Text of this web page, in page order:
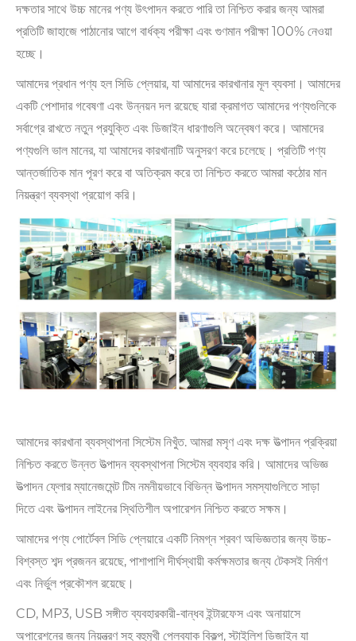
দক্ষতার সাথে উচ্চ মানের পণ্য উৎপাদন করতে পারি তা নিশ্চিত করার জন্য আমরা
প্রতিটি জাহাজে পাঠানোর আগে বার্ধক্য পরীক্ষা এবং গুণমান পরীক্ষা 100% নেওয়া
হচ্ছে।
আমাদের প্রধান পণ্য হল সিডি প্লেয়ার, যা আমাদের কারখানার মূল ব্যবসা। আমাদের
একটি পেশাদার গবেষণা এবং উন্নয়ন দল রয়েছে যারা ক্রমাগত আমাদের পণ্যগুলিকে
সর্বাগ্রে রাখতে নতুন প্রযুক্তি এবং ডিজাইন ধারণাগুলি অন্বেষণ করে। আমাদের
পণ্যগুলি ভাল মানের, যা আমাদের কারখানাটি অনুসরণ করে চলেছে। প্রতিটি পণ্য
আন্তর্জাতিক মান পূরণ করে বা অতিক্রম করে তা নিশ্চিত করতে আমরা কঠোর মান
নিয়ন্ত্রণ ব্যবস্থা প্রয়োগ করি।
আমাদের কারখানা ব্যবস্থাপনা সিস্টেম নিখুঁত. আমরা মসৃণ এবং দক্ষ উত্পাদন প্রক্রিয়া
নিশ্চিত করতে উন্নত উত্পাদন ব্যবস্থাপনা সিস্টেম ব্যবহার করি। আমাদের অভিজ্ঞ
উত্পাদন ফ্লোর ম্যানেজমেন্ট টিম নমনীয়ভাবে বিভিন্ন উত্পাদন সমস্যাগুলিতে সাড়া
দিতে এবং উত্পাদন লাইনের স্থিতিশীল অপারেশন নিশ্চিত করতে সক্ষম।
আমাদের পণ্য পোর্টেবল সিডি প্লেয়ারে একটি নিমগ্ন শ্রবণ অভিজ্ঞতার জন্য উচ্চ-
বিশ্বস্ত শব্দ প্রজনন রয়েছে, পাশাপাশি দীর্ঘস্থায়ী কর্মক্ষমতার জন্য টেকসই নির্মাণ
এবং নির্ভুল প্রকৌশল রয়েছে।
CD, MP3, USB সঙ্গীত ব্যবহারকারী-বান্ধব ইন্টারফেস এবং অনায়াসে
অপারেশনের জন্য নিয়ন্ত্রণ সহ বহুমুখী প্লেব্যাক বিকল্প, স্টাইলিশ ডিজাইন যা